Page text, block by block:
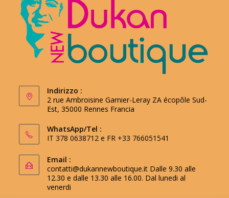
Indirizzo :
2 rue Ambroisine Garnier-Leray ZA écopôle Sud-
Est, 35000 Rennes Francia
WhatsApp/Tel :
IT 378 0638712 e FR +33 766051541
Email :
contatti@dukannewboutique.it Dalle 9.30 alle
12.30 e dalle 13.30 alle 16.00. Dal lunedi al
venerdi